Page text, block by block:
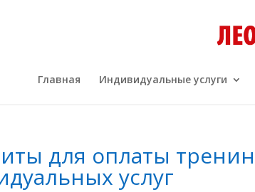
Главная Индивидуальные услуги
для оплаты
услуг